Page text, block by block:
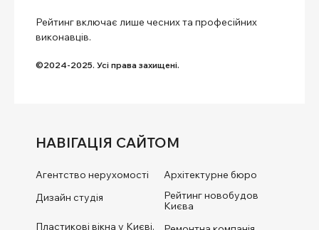
Рейтинг включає лише чесних та професійних
виконавців.
©2024-2025. Усі права захищені.
НАВІГАЦІЯ САЙТОМ
Агентство нерухомості
Архітектурне бюро
Дизайн студія
Рейтинг новобудов
Києва
Пластикові вікна у Києві.